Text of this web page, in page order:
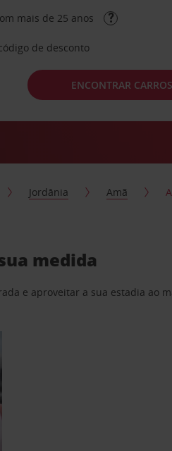
mais de 25 anos
de desconto
ENCONTRAR CARROS
Jordânia Amã
medida
e aproveitar a sua estadia ao